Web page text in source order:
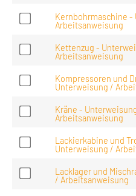
Kernbohrmaschine
Arbeitsanweisung
Kettenzug -
Arbeitsanweisung
Kompressoren und
Unterweisung /
Kräne -
Arbeitsanweisung
Lackierkabine und
Unterweisung /
Lacklager und
/ Arbeitsanweisung